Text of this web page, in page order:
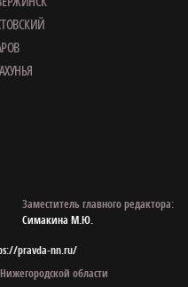
Заместитель главного редактора:
Симакина М.Ю.
pravda-nn.ru/
области